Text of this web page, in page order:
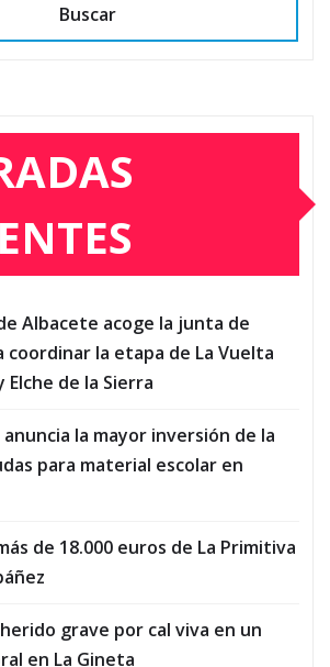
Buscar
Albacete acoge la junta de
coordinar la etapa de La Vuelta
de la Sierra
anuncia la mayor inversión de la
para material escolar en
de 18.000 euros de La Primitiva
grave por cal viva en un
en La Gineta